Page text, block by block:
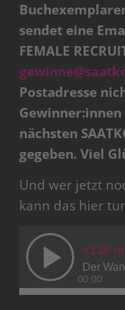
sendet eine
FEMALE
Postadresse
nächsten
gegeben. Viel
Und wer jetzt
kann das hier